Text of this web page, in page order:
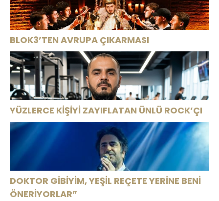
YÜZLERCE KİŞİYİ ZAYIFLATAN ÜNLÜ ROCK’ÇI
DOKTOR GİBİYİM, YEŞİL REÇETE YERİNE BENİ
ÖNERİYORLAR”